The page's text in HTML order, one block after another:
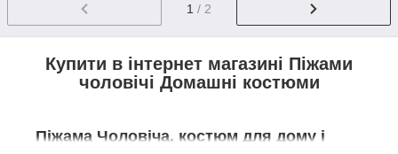
1 / 2
Купити в інтернет магазині Піжами
чоловічі Домашні костюми
Піжама Чоловіча, костюм для дому і